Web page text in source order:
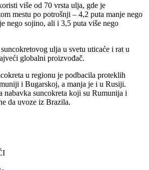
više od 70 vrsta ulјa, gde je
mestu po potrošnji – 4,2 puta manje nego
nego sojino, ali i 3,5 puta više nego
ulja u svetu uticaće i rat u
globalni proizvođač.
u regionu je podbacila proteklih
i Bugarskoj, a manja je i u Rusiji.
nabavka suncokreta koji su Rumunija i
da uvoze iz Brazila.